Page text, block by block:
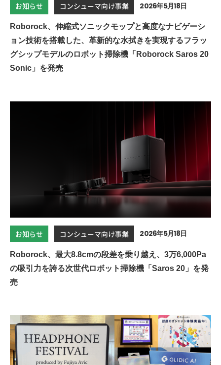
お知らせ コンシューマ向け事業 2026年5月18日
Roborock、伸縮式ソニックモップと高度なナビゲーシ
ョン技術を搭載した、革新的な水拭きを実現するフラッ
グシップモデルのロボット掃除機「Roborock Saros 20
Sonic」を発売
お知らせ コンシューマ向け事業 2026年5月18日
Roborock、最大8.8cmの段差を乗り越え、3万6,000Pa
の吸引力を誇る次世代ロボット掃除機「Saros 20」を発
売